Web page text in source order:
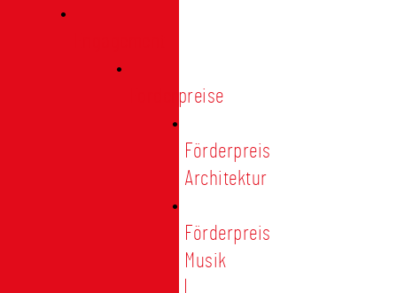
Förderpreise
Förderpreis
Architektur
Förderpreis
Musik